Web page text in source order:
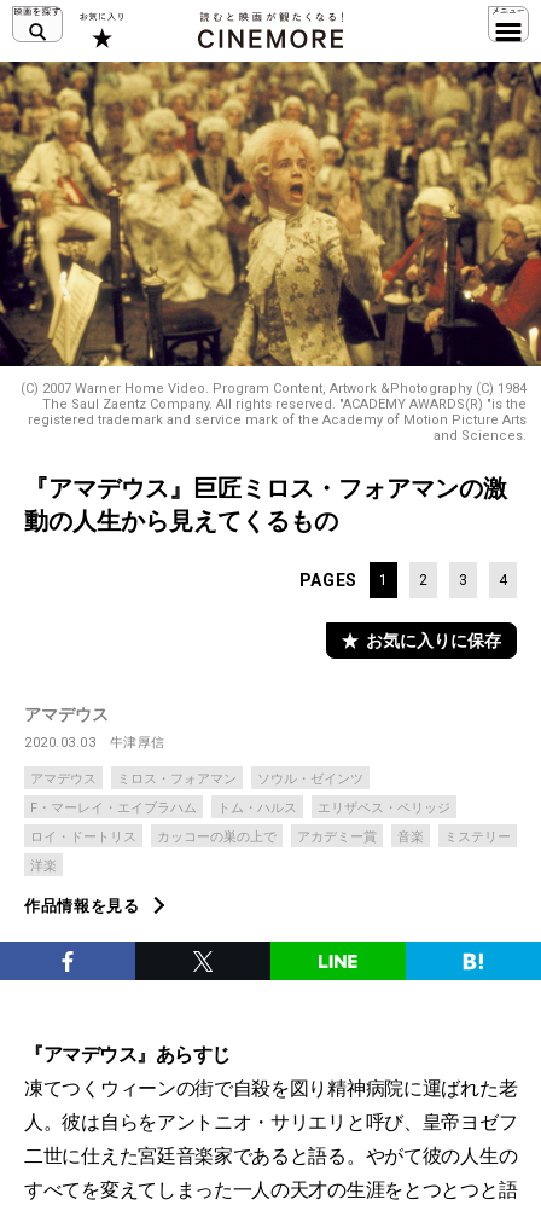
(C) 2007 Warner Home Video. Program Content, Artwork &Photography (C) 1984
The Saul Zaentz Company. All rights reserved. "ACADEMY AWARDS(R) "is the
registered trademark and service mark of the Academy of Motion Picture Arts
and Sciences.
『アマデウス』巨匠ミロス・フォアマンの激
動の人生から見えてくるもの
PAGES 1 2 3 4
お気に入りに保存
アマデウス
2020.03.03 牛津厚信
アマデウス ミロス・フォアマン
ソウル・ゼインツ
F・マーレイ・エイブラハム
トム・ハルス
エリザベス・ベリッジ
ロイ・ドートリス
カッコーの巣の上で アカデミー賞 音楽
ミステリー
洋楽
作品情報を見る
『アマデウス』あらすじ
凍てつくウィーンの街で自殺を図り精神病院に運ばれた老
人。彼は自らをアントニオ・サリエリと呼び、皇帝ヨゼフ
二世に仕えた宮廷音楽家であると語る。やがて彼の人生の
すべてを変えてしまった一人の天才の生涯をとつとつと語